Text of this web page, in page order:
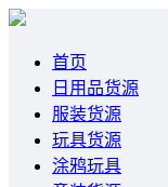
首页
日用品货源
服装货源
玩具货源
涂鸦玩具